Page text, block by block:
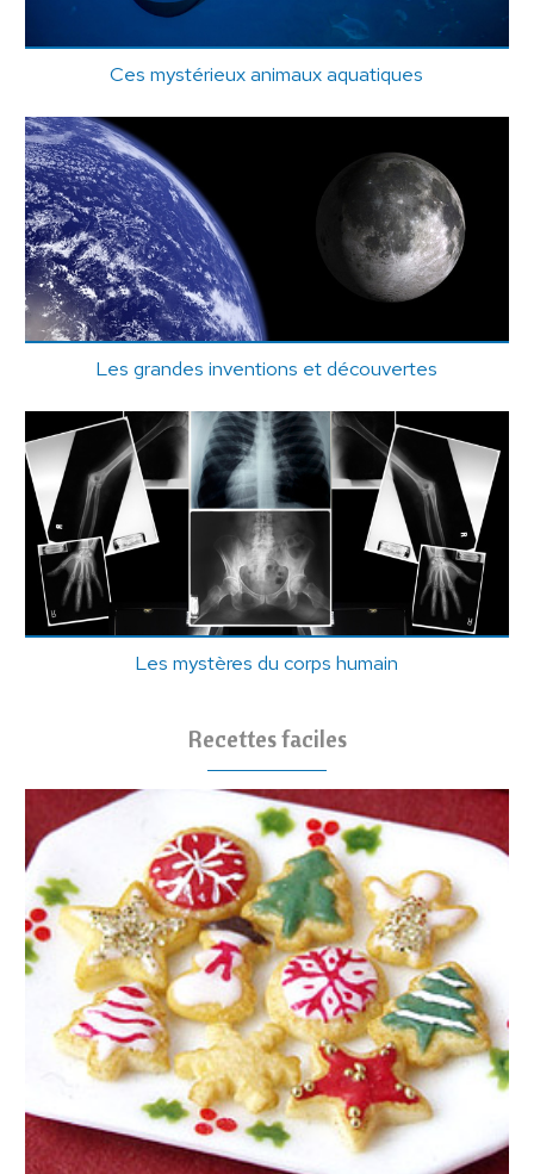
Ces mystérieux animaux aquatiques
Les grandes inventions et découvertes
Les mystères du corps humain
Recettes faciles